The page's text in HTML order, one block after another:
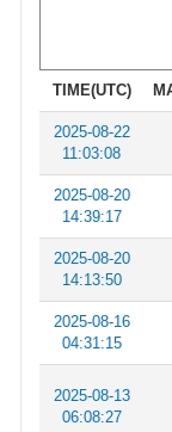
TIME(UTC)
2025-08-22
11:03:08
2025-08-20
14:39:17
2025-08-20
14:13:50
2025-08-16
04:31:15
2025-08-13
06:08:27